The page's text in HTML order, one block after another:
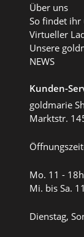
Über uns
So findet ihr
Virtueller
Unsere
NEWS
Kunden-
goldmarie
Marktstr.
Mo. 11 - 18h
Mi. bis Sa.
Dienstag,